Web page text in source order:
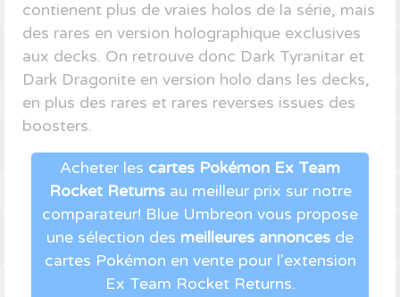
contienent plus de vraies holos de la série, mais
des rares en version holographique exclusives
aux decks. On retrouve donc Dark Tyranitar et
Dark Dragonite en version holo dans les decks,
en plus des rares et rares reverses issues des
boosters.
Acheter les cartes Pokémon Ex Team
Rocket Returnsau meilleur prix sur notre
comparateur! Blue Umbreon vous propose
une sélection des meilleures annonces de
cartes Pokémon en vente pour l'extension
Ex Team Rocket Returns.